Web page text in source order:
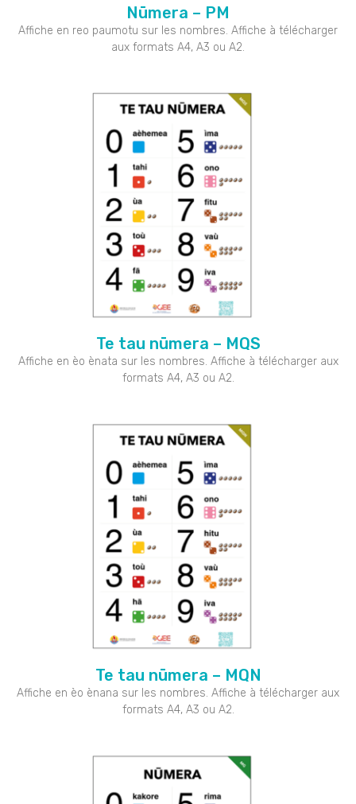
Nūmera – PM
Affiche en reo paumotu sur les nombres. Affiche à télécharger
aux formats A4, A3 ou A2.
Te tau nūmera – MQS
Affiche en èo ènata sur les nombres. Affiche à télécharger aux
formats A4, A3 ou A2.
Te tau nūmera – MQN
Affiche en èo ènana sur les nombres. Affiche à télécharger aux
formats A4, A3 ou A2.